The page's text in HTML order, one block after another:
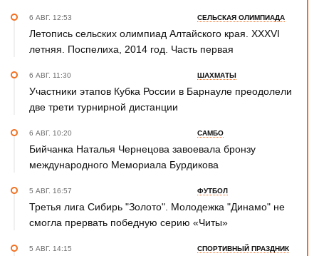
6 АВГ. 12:53 СЕЛЬСКАЯ ОЛИМПИАДА
Летопись сельских олимпиад Алтайского края. XXXVI
летняя. Поспелиха, 2014 год. Часть первая
6 АВГ. 11:30 ШАХМАТЫ
Участники этапов Кубка России в Барнауле преодолели
две трети турнирной дистанции
6 АВГ. 10:20 САМБО
Бийчанка Наталья Чернецова завоевала бронзу
международного Мемориала Бурдикова
5 АВГ. 16:57 ФУТБОЛ
Третья лига Сибирь "Золото". Молодежка "Динамо" не
смогла прервать победную серию «Читы»
5 АВГ. 14:15 СПОРТИВНЫЙ ПРАЗДНИК